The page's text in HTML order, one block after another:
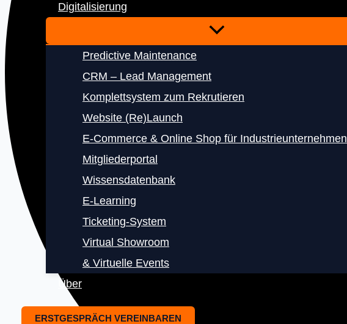
Digitalisierung
Predictive Maintenance
CRM – Lead Management
Komplettsystem zum Rekrutieren
Website (Re)Launch
E‑Commerce & Online Shop für Industrieunternehmen
Mitgliederportal
Wissensdatenbank
E‑Learning
Ticketing-System
Virtual Showroom
& Virtuelle Events
Über
ERSTGESPRÄCH VEREINBAREN